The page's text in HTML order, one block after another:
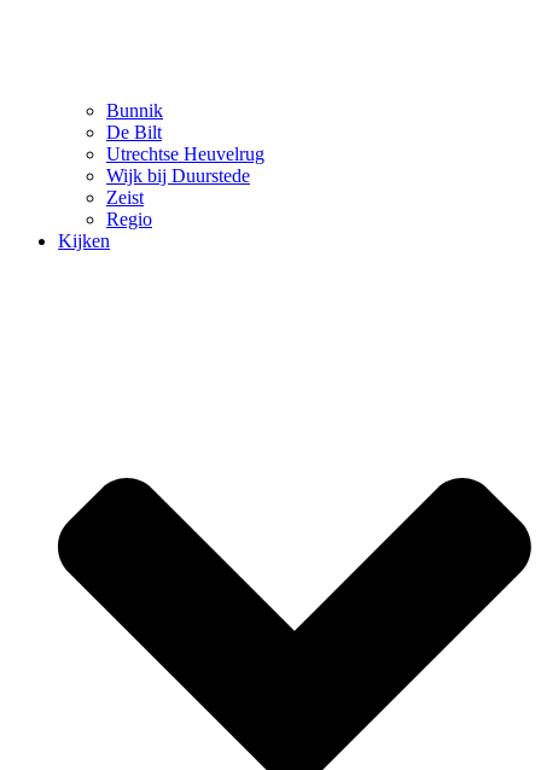
Bunnik
De Bilt
Utrechtse Heuvelrug
Wijk bij Duurstede
Zeist
Regio
Kijken